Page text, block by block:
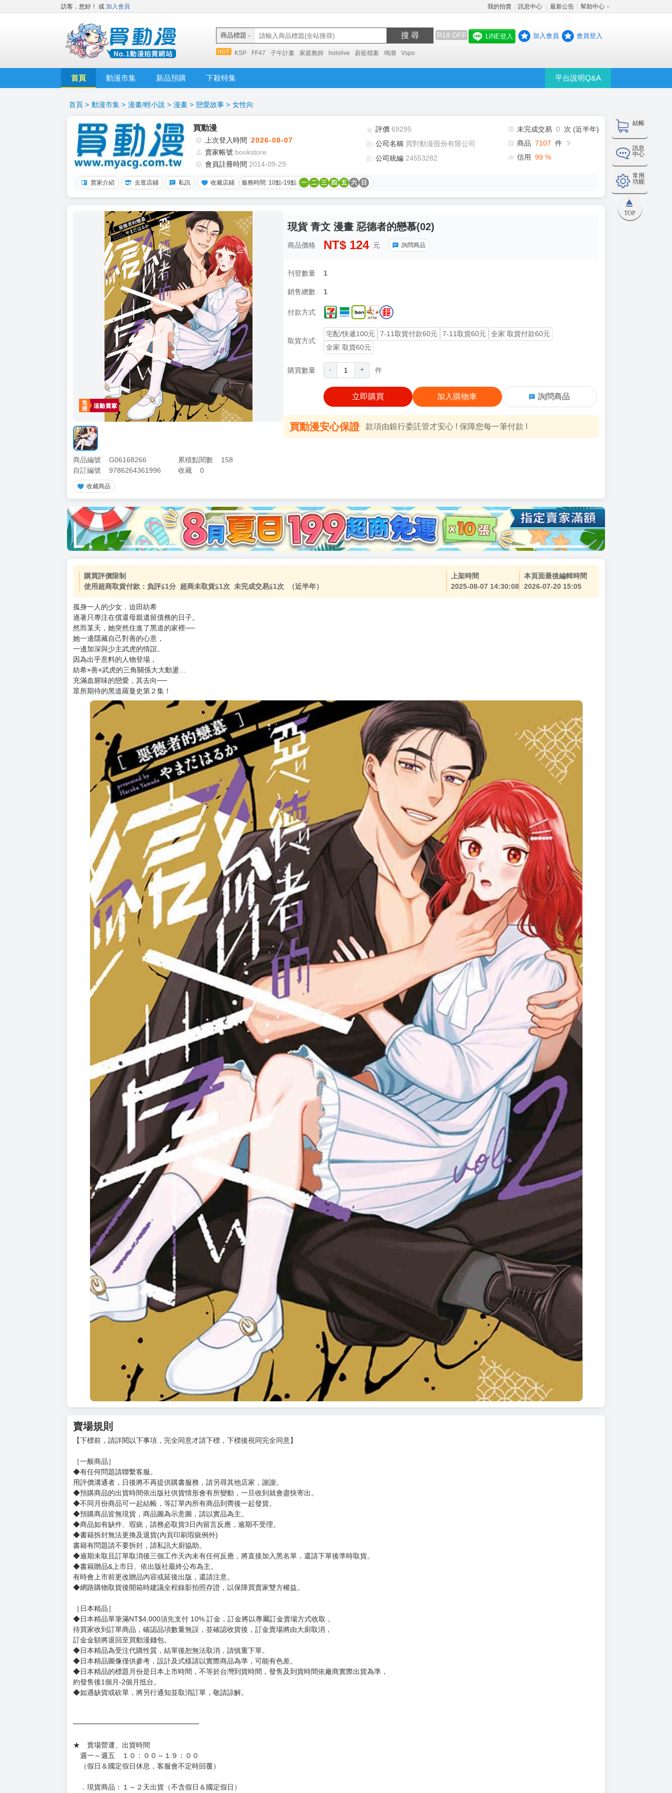
訪客，您好！ 或 加入會員 我的拍賣 訊息中心 最新公告 幫助中心
商品標題 搜 尋 R18 OFF
KSP FF47 子午計畫 家庭教師 hololive 蔚藍檔案 鳴潮 Vspo
LINE登入 加入會員 會員登入
首頁 動漫市集 新品預購 下殺特集 平台說明Q&A
結帳
訊息
中心
常用
功能
TOP
首頁 > 動漫市集 > 漫畫/輕小說 > 漫畫 > 戀愛故事 > 女性向
買動漫
上次登入時間 2026-08-07
賣家帳號 bookstore
會員註冊時間 2014-09-29
評價 69295
公司名稱 買對動漫股份有限公司
公司統編 24553282
未完成交易 0
次 (近半年)
商品 7107 件 ❔
信用 99 %
賣家介紹 去逛店鋪 私訊 收藏店鋪 服務時間: 10點-19點 一 二 三 四 五 六 日
商品編號 G06168266 累積點閱數
158
自訂編號
9786264361996 收藏 0
收藏商品
現貨 青文 漫畫 惡德者的戀慕(02)
商品價格 NT$ 124 元 詢問商品
刊登數量 1
銷售總數 1
付款方式
取貨方式
宅配/快遞100元 7-11取貨付款60元 7-11取貨60元
全家 取貨付款60元
全家 取貨60元
購買數量 - + 件
立即購買 加入購物車 詢問商品
買動漫安心保證 款項由銀行委託管才安心 ! 保障您每一筆付款 !
加價購 ( 共
(加購品) 買動漫★《$15元-加固紙箱包裝》
-
+
購買評價限制
使用超商取貨付款：負評≦1分 超商未取貨≦1次 未完成交易≦1次 （近半年）
孤身一人的少女．迫田紡希
過著只專注在償還母親遺留債務的日子。
然而某天，她突然住進了黑道的家裡──
她一邊隱藏自己對善的心意，
一邊加深與少主武虎的情誼。
因為出乎意料的人物登場，
紡希×善×武虎的三角關係大大動盪…
充滿血腥味的戀愛，其去向──
眾所期待的黑道羅曼史第２集！
賣場規則
【下標前，請詳閱以下事項，完全同意才請下標，下標後視同完全同意】
［一般商品］
◆有任何問題請聯繫客服。
用評價溝通者，日後將不再提供購書服務，請另尋其他店家，謝謝。
◆不同月份商品可一起結帳，等訂單內所有商品到齊後一起發貨。
◆預購商品皆無現貨，商品圖為示意圖，請以實品為主。
◆商品如有缺件、瑕疵，請務必取貨3日內留言反應，逾期不受理。
◆書籍拆封無法更換及退貨(內頁印刷瑕疵例外)
書籍有問題請不要拆封，請私訊大廚協助。
◆逾期未取且訂單取消後三個工作天內未有任何反應，將直接加入黑名單，還請下單後準時取貨。
◆書籍贈品&上市日、依出版社最終公布為主。
有時會上市前更改贈品內容或延後出版，還請注意。
◆網路購物取貨後開箱時建議全程錄影拍照存證，以保障買賣家雙方權益。
訂金金額將退回至買動漫錢包。
◆日本精品為受注代購性質，結單後恕無法取消，請慎重下單。
◆日本精品圖像僅供參考，設計及式樣請以實際商品為準，可能有色差。
約發售後1個月-2個月抵台。